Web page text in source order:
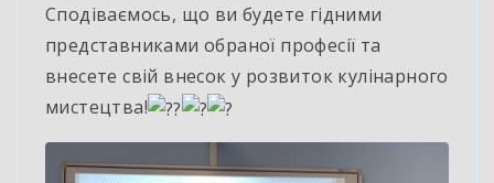
Сподіваємось, що ви будете гідними
представниками обраної професії та
внесете свій внесок у розвиток кулінарного
мистецтва!